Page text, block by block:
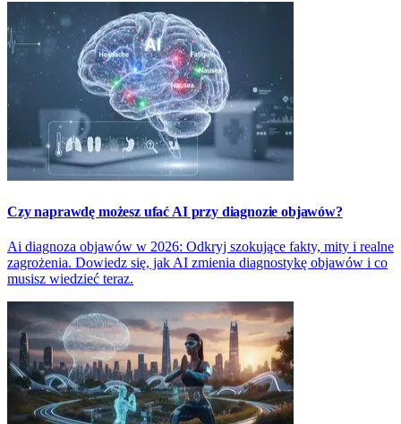
Czy naprawdę możesz ufać AI przy diagnozie objawów?
Ai diagnoza objawów w 2026: Odkryj szokujące fakty, mity i realne
zagrożenia. Dowiedz się, jak AI zmienia diagnostykę objawów i co
musisz wiedzieć teraz.